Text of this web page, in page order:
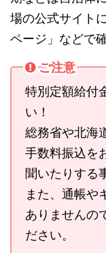
場の公式サイト
ページ」などで
ご注意
特別定額給付
い！
総務省や北海
手数料振込を
聞いたりする
また、通帳や
ありませんの
ださい。